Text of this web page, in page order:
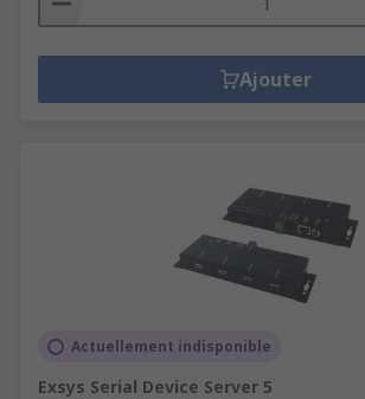
Ajouter
Actuellement indisponible
Exsys Serial Device Server 5